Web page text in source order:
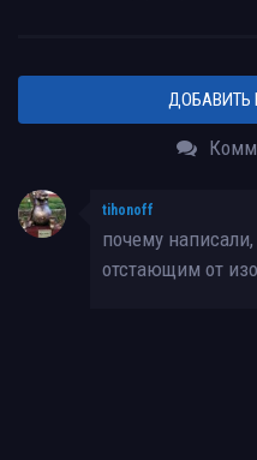
ДОБАВИТЬ
tihonoff
почему
отстающим от